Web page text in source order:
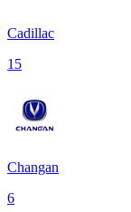
Cadillac
15
Changan
6